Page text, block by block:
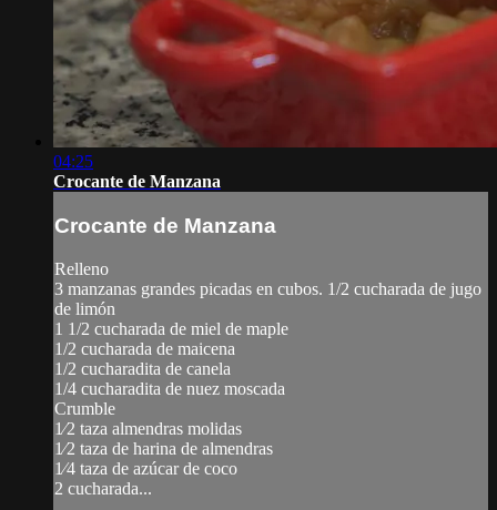
04:25
Crocante de Manzana
Crocante de Manzana
Relleno
3 manzanas grandes picadas en cubos. 1/2 cucharada de jugo
de limón
1 1/2 cucharada de miel de maple
1/2 cucharada de maicena
1/2 cucharadita de canela
1/4 cucharadita de nuez moscada
Crumble
1⁄2 taza almendras molidas
1⁄2 taza de harina de almendras
1⁄4 taza de azúcar de coco
2 cucharada...